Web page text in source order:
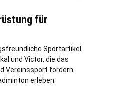
für
Sportartikel
und Victor, die das
Vereinssport fördern
erleben.